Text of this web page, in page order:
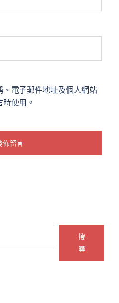
、電子郵件地址及個人網站
使用。
搜
尋